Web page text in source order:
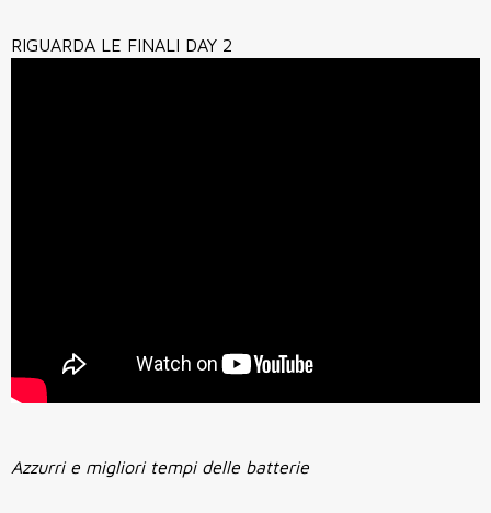
RIGUARDA LE FINALI DAY 2
Azzurri e migliori tempi delle batterie